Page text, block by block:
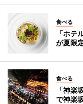
食べる
「ホテ
が夏限
食べる
「神
で神楽